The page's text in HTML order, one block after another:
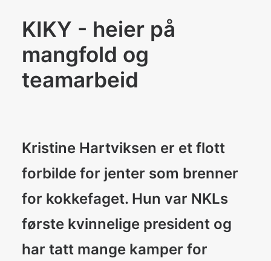
BLI MEDLEM
Search
KIKY - heier på
mangfold og
teamarbeid
Kristine Hartviksen er et flott
forbilde for jenter som brenner
for kokkefaget. Hun var NKLs
første kvinnelige president og
har tatt mange kamper for